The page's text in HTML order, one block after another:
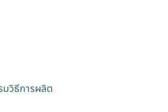
วิธีการผลิต